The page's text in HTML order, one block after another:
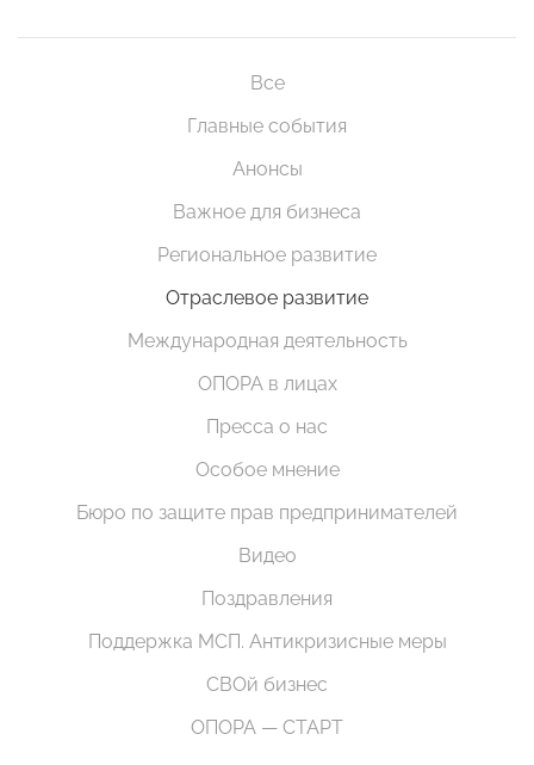
Все
Главные события
Анонсы
Важное для бизнеса
Региональное развитие
Отраслевое развитие
Международная деятельность
ОПОРА в лицах
Пресса о нас
Особое мнение
Бюро по защите прав предпринимателей
Видео
Поздравления
Поддержка МСП. Антикризисные меры
СВОй бизнес
ОПОРА — СТАРТ